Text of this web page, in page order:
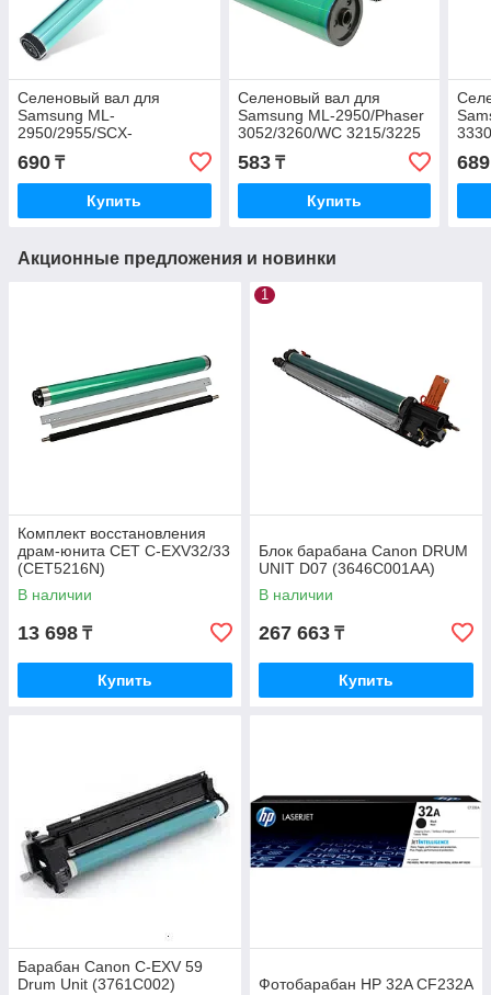
Селеновый вал для
Samsung ML-
2950/2955/SCX-
4727/4728/4729/Xerox
Phaser 3052/3260/WC
3215/3225 (MLT-D103)
690 ₸
Купить
Селеновый вал для
Samsung ML-2950/Phaser
3052/3260/WC 3215/3225
(MLT-D103) DUC
583₸
Купить
689
Акционные предложения и новинки
Комплект восстановления
драм-юнита CET C-EXV32/33
(CET5216N)
В наличии
13 698 ₸
Купить
1
Блок барабана Canon DRUM
UNIT D07 (3646C001AA)
В наличии
267 663 ₸
Купить
Барабан Canon C-EXV 59
Drum Unit (3761C002)
Фотобарабан HP 32A CF232A